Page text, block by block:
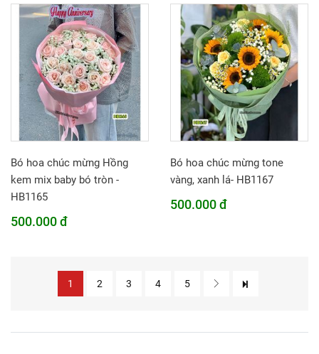
Bó hoa chúc mừng Hồng
kem mix baby bó tròn -
HB1165
500.000 đ
Bó hoa chúc mừng tone
vàng, xanh lá- HB1167
500.000 đ
1 2 3 4 5